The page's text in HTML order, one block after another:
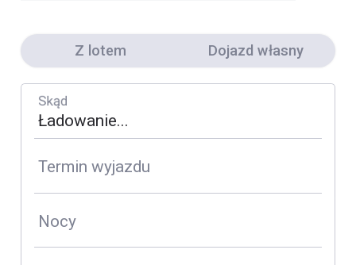
Z lotem Dojazd własny
Skąd
Termin wyjazdu
Nocy